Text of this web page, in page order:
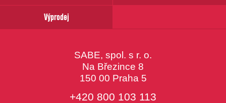
Výprodej
SABE, spol. s r. o.
Na Březince 8
150 00 Praha 5
+420 800 103 113